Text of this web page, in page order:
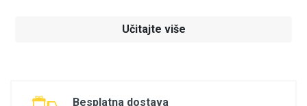
Učitajte više
Besplatna dostava